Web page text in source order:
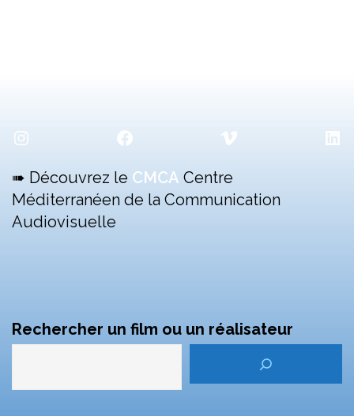
Instagram Facebook Vimeo
➠ Découvrez le CMCA Centre
Méditerranéen de la Communication
Audiovisuelle
Rechercher un film ou un réalisateur